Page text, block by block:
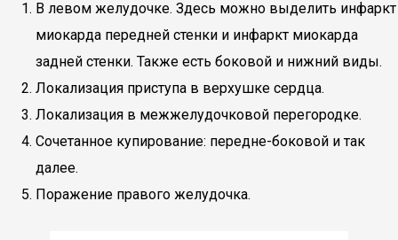
В левом желудочке. Здесь можно выделить инфаркт
миокарда передней стенки и инфаркт миокарда
задней стенки. Также есть боковой и нижний виды.
Локализация приступа в верхушке сердца.
Локализация в межжелудочковой перегородке.
Сочетанное купирование: передне-боковой и так
далее.
Поражение правого желудочка.